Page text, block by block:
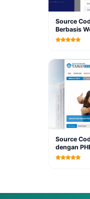
Source
Berbasis
Source
dengan